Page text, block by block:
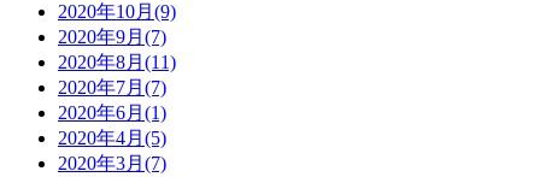
2020年10月(9)
2020年9月(7)
2020年8月(11)
2020年7月(7)
2020年6月(1)
2020年4月(5)
2020年3月(7)